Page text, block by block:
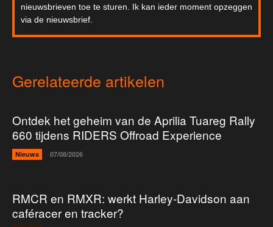
nieuwsbrieven toe te sturen. Ik kan ieder moment opzeggen
via de nieuwsbrief.
Gerelateerde artikelen
Ontdek het geheim van de Aprilia Tuareg Rally
660 tijdens RIDERS Offroad Experience
Nieuws 07/08/2026
RMCR en RMXR: werkt Harley-Davidson aan
caféracer en tracker?